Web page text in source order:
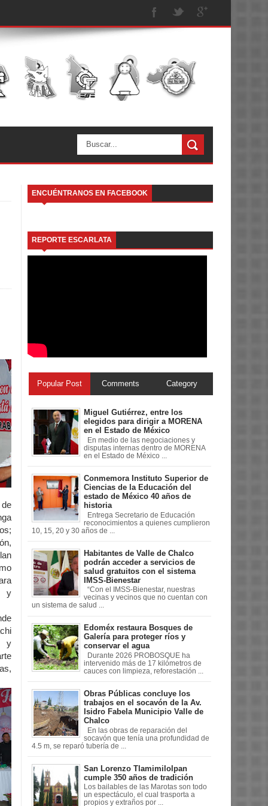
y
y
ENCUÉNTRANOS EN FACEBOOK
REPORTE ESCARLATA
Popular Post Comments Category
Miguel Gutiérrez, entre los
elegidos para dirigir a MORENA
en el Estado de México
En medio de las negociaciones y
disputas internas dentro de MORENA
en el Estado de México ...
Conmemora Instituto Superior de
Ciencias de la Educación del
estado de México 40 años de
historia
Entrega Secretario de Educación
reconocimientos a quienes cumplieron
10, 15, 20 y 30 años de ...
Habitantes de Valle de Chalco
podrán acceder a servicios de
salud gratuitos con el sistema
IMSS-Bienestar
“Con el IMSS-Bienestar, nuestras
vecinas y vecinos que no cuentan con
un sistema de salud ...
Edoméx restaura Bosques de
Galería para proteger ríos y
conservar el agua
Durante 2026 PROBOSQUE ha
intervenido más de 17 kilómetros de
cauces con limpieza, reforestación ...
Obras Públicas concluye los
trabajos en el socavón de la Av.
Isidro Fabela Municipio Valle de
Chalco
En las obras de reparación del
socavón que tenía una profundidad de
4.5 m, se reparó tubería de ...
San Lorenzo Tlamimilolpan
cumple 350 años de tradición
Los bailables de las Marotas son todo
un espectáculo, el cual trasporta a
propios y extraños por ...